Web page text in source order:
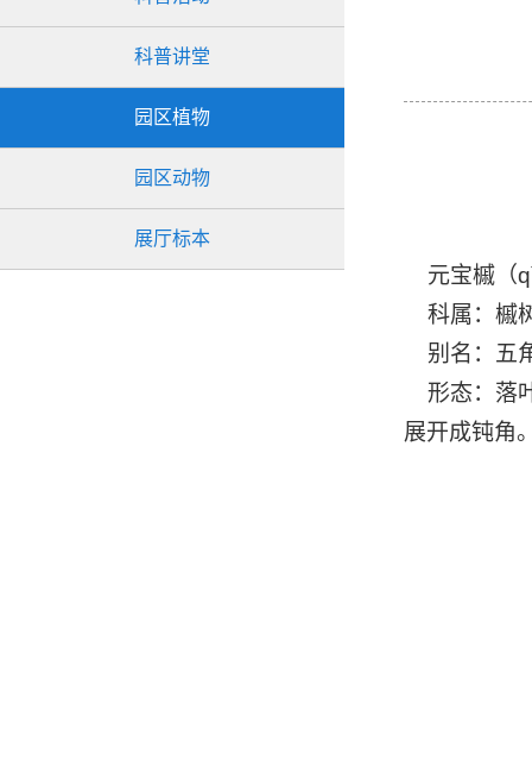
科普讲堂
园区植物
园区动物
展厅标本
元宝槭（
科属：槭
别名：五
形态：落
展开成钝角